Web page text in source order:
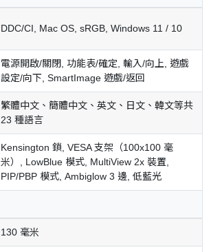
DDC/CI, Mac OS, sRGB, Windows 11 / 10
電源開啟/關閉, 功能表/確定, 輸入/向上, 遊戲
設定/向下, SmartImage 遊戲/返回
繁體中文、簡體中文、英文、日文、韓文等共
23 種語言
Kensington 鎖, VESA 支架（100x100 毫
米）, LowBlue 模式, MultiView 2x 裝置,
PIP/PBP 模式, Ambiglow 3 邊, 低藍光
130 毫米